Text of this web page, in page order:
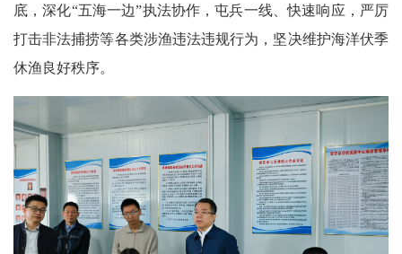
底，深化“五海一边”执法协作，屯兵一线、快速响应，严厉
打击非法捕捞等各类涉渔违法违规行为，坚决维护海洋伏季
休渔良好秩序。